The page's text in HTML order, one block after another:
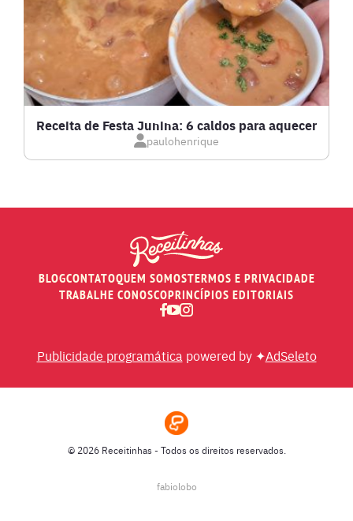
LASANHAS
LOW CARB
MASSAS E PASTAS
RECEITAS DE AIR FRYER
RECEITAS DE ANO NOVO (RÉVEILLON)
RECEITAS DE NATAL
Receita de Festa Junina: 6 caldos para aquecer
paulohenrique
BLOGCONTATOQUEM SOMOSTERMOS E PRIVACIDADE
TRABALHE CONOSCOPRINCÍPIOS EDITORIAIS
Publicidade programática powered by ✦AdSeleto
© 2026 Receitinhas - Todos os direitos reservados.
fabiolobo